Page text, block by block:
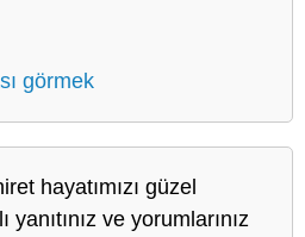
görmek
hayatımızı güzel
ve yorumlarınız